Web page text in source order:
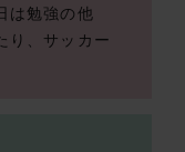
は勉強の他
り、サッカー